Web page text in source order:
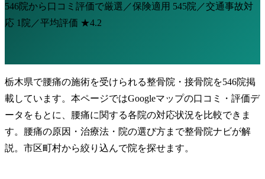
546院から口コミ評価で厳選／保険適用 545院 ／交通事故対
応 1院 ／平均評価 ★4.2
栃木県で腰痛の施術を受けられる整骨院・接骨院を546院掲
載しています。本ページではGoogleマップの口コミ・評価デ
ータをもとに、腰痛に関する各院の対応状況を比較できま
す。腰痛の原因・治療法・院の選び方まで整骨院ナビが解
説。市区町村から絞り込んで院を探せます。